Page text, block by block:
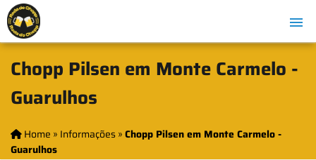
Chopp Pilsen em Monte Carmelo -
Guarulhos
Home » Informações»Chopp Pilsen em Monte Carmelo -
Guarulhos